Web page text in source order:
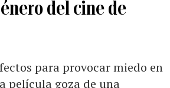
del cine de
para provocar miedo en
película goza de una